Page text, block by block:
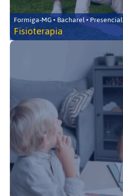
Formiga-MG • Bacharel • Presencial
Fisioterapia